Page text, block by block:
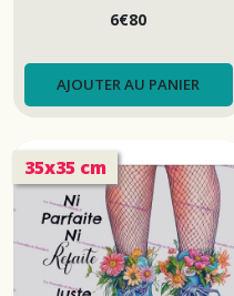
6€80
AJOUTER AU PANIER
35x35 cm